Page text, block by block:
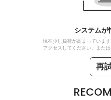
システムが
現在少し負荷が高まっていま
アクセスしてください、また
再